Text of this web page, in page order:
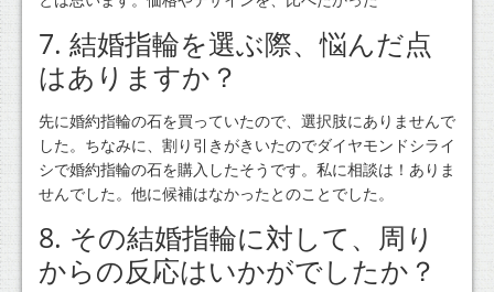
7. 結婚指輪を選ぶ際、悩んだ点
はありますか？
先に婚約指輪の石を買っていたので、選択肢にありませんで
した。ちなみに、割り引きがきいたのでダイヤモンドシライ
シで婚約指輪の石を購入したそうです。私に相談は！ありま
せんでした。他に候補はなかったとのことでした。
8. その結婚指輪に対して、周り
からの反応はいかがでしたか？